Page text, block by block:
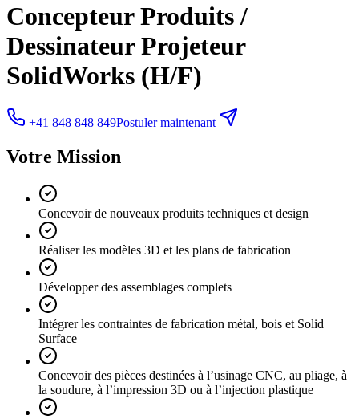
Concepteur Produits /
Dessinateur Projeteur
SolidWorks (H/F)
+41 848 848 849Postuler maintenant
Votre Mission
Concevoir de nouveaux produits techniques et design
Réaliser les modèles 3D et les plans de fabrication
Développer des assemblages complets
Intégrer les contraintes de fabrication métal, bois et Solid
Surface
Concevoir des pièces destinées à l’usinage CNC, au pliage, à
la soudure, à l’impression 3D ou à l’injection plastique